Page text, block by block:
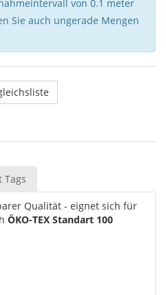
von 0.1 meter
Sie auch ungerade Mengen
Tags
Qualität - eignet sich für
ÖKO-TEX Standart 100